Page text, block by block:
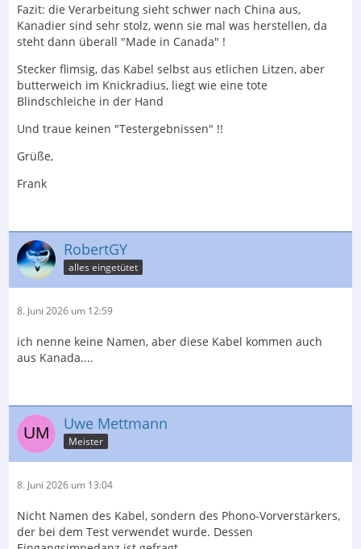
Fazit: die Verarbeitung sieht schwer nach China aus,
Kanadier sind sehr stolz, wenn sie mal was herstellen, da
steht dann überall "Made in Canada" !
Stecker flimsig, das Kabel selbst aus etlichen Litzen, aber
butterweich im Knickradius, liegt wie eine tote
Blindschleiche in der Hand
Und traue keinen "Testergebnissen" !!
Grüße,
Frank
RobertGY
alles eingetütet
8. Juni 2026 um 12:59
ich nenne keine Namen, aber diese Kabel kommen auch
aus Kanada....
Uwe Mettmann
Meister
8. Juni 2026 um 13:04
Nicht Namen des Kabel, sondern des Phono-Vorverstärkers,
der bei dem Test verwendet wurde. Dessen